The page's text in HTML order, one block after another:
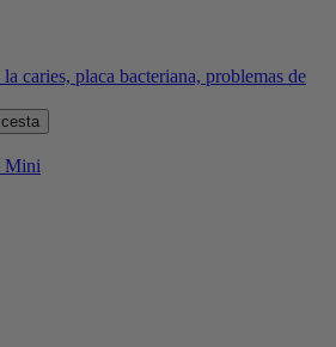
caries, placa bacteriana, problemas de